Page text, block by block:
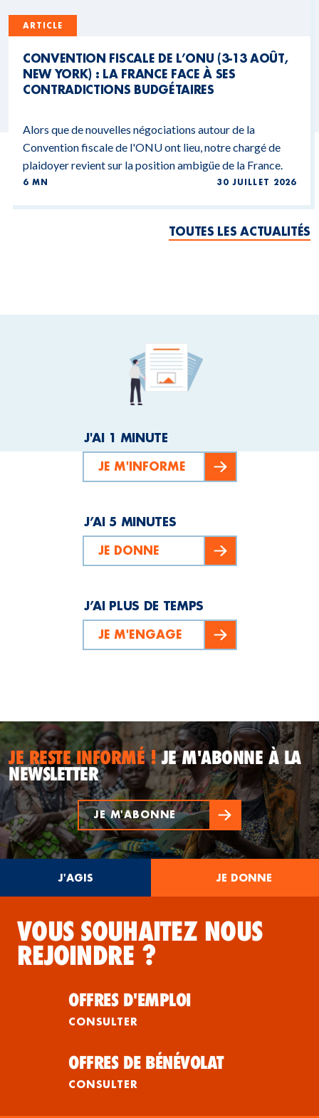
ARTICLE
CONVENTION FISCALE DE L’ONU (3-13 AOÛT,
NEW YORK) : LA FRANCE FACE À SES
CONTRADICTIONS BUDGÉTAIRES
Alors que de nouvelles négociations autour de la
Convention fiscale de l'ONU ont lieu, notre chargé de
plaidoyer revient sur la position ambigüe de la France.
6 MN 30 JUILLET 2026
TOUTES LES ACTUALITÉS
J'AI 1 MINUTE
JE M'INFORME
J’AI 5 MINUTES
JE DONNE
J’AI PLUS DE TEMPS
JE M'ENGAGE
JE RESTE INFORMÉ !JE M'ABONNE À LA
NEWSLETTER
JE M'ABONNE
J'AGIS JE DONNE
VOUS SOUHAITEZ NOUS
REJOINDRE ?
OFFRES D'EMPLOI
CONSULTER
OFFRES DE BÉNÉVOLAT
CONSULTER